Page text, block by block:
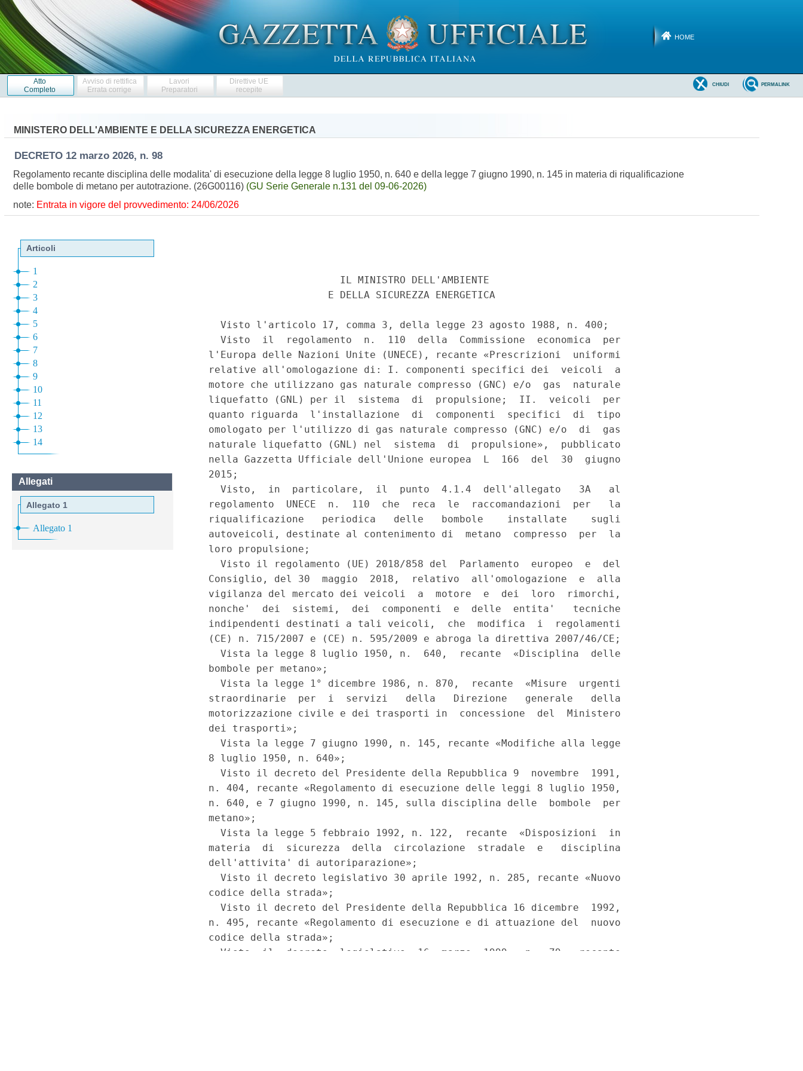
HOME
Atto
Completo
Avviso di rettifica
Errata corrige
Lavori
Preparatori
Direttive UE
recepite
PERMALINK
CHIUDI
MINISTERO DELL'AMBIENTE E DELLA SICUREZZA ENERGETICA
DECRETO 12 marzo 2026, n. 98
Regolamento recante disciplina delle modalita' di esecuzione della legge 8 luglio 1950, n. 640 e della legge 7 giugno 1990, n. 145 in materia di riqualificazione
delle bombole di metano per autotrazione. (26G00116) (GU Serie Generale n.131 del 09-06-2026)
note: Entrata in vigore del provvedimento: 24/06/2026